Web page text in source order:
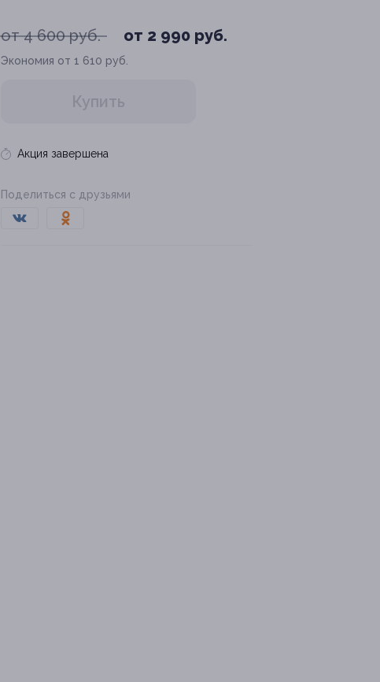
от 4 600 руб. от 2 990 руб.
Экономия от 1 610 руб.
Купить
Акция завершена
Поделиться с друзьями